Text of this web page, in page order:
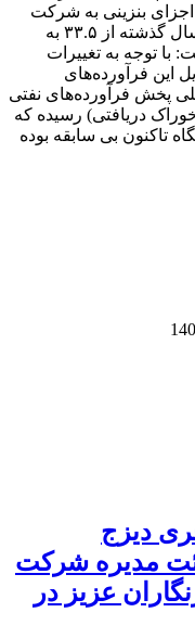
اجزای بنزینی به شرکت
ملی پخش فرآورده‌های نفتی ایران در 2 سال گذشته از ۳۳.۵ به
با توجه به تغییرات
این فرآورده‌های
پخش فرآورده‌های نفتی
(نسبت به خوراک دریافتی) رسیده که
تاکنون بی سابقه بوده
دیزج
مدیره شرکت
عزیز در